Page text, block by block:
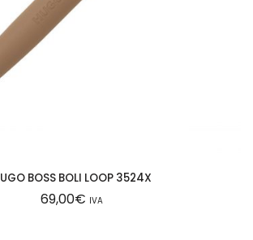
BOSS BOLI LOOP 3524X
69,00€ IVA